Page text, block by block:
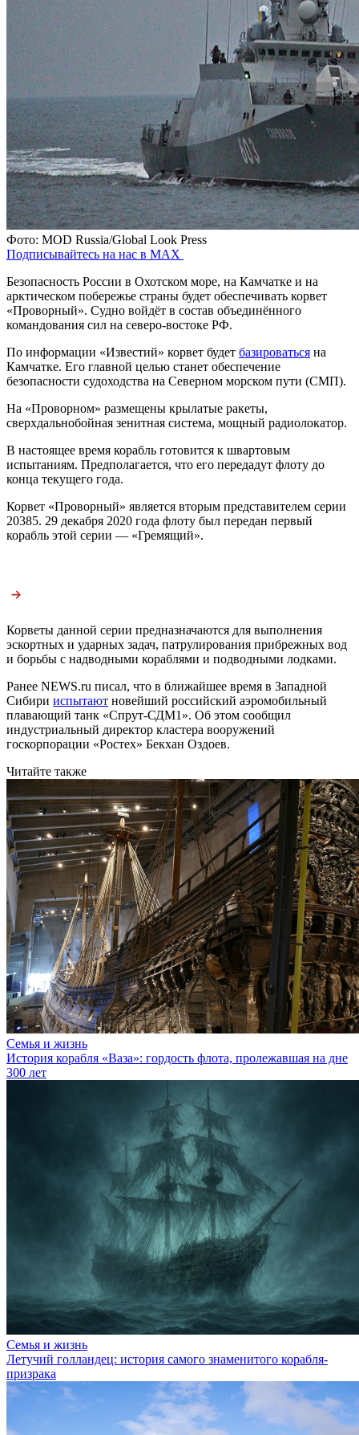
Фото: MOD Russia/Global Look Press
Подписывайтесь на нас в MAX
Безопасность России в Охотском море, на Камчатке и на
арктическом побережье страны будет обеспечивать корвет
«Проворный». Судно войдёт в состав объединённого
командования сил на северо-востоке РФ.
По информации «Известий» корвет будет базироваться на
Камчатке. Его главной целью станет обеспечение
безопасности судоходства на Северном морском пути (СМП).
На «Проворном» размещены крылатые ракеты,
сверхдальнобойная зенитная система, мощный радиолокатор.
В настоящее время корабль готовится к швартовым
испытаниям. Предполагается, что его передадут флоту до
конца текущего года.
Корвет «Проворный» является вторым представителем серии
20385. 29 декабря 2020 года флоту был передан первый
корабль этой серии — «Гремящий».
Корветы данной серии предназначаются для выполнения
эскортных и ударных задач, патрулирования прибрежных вод
и борьбы с надводными кораблями и подводными лодками.
Ранее NEWS.ru писал, что в ближайшее время в Западной
Сибири испытают новейший российский аэромобильный
плавающий танк «Спрут-СДМ1». Об этом сообщил
индустриальный директор кластера вооружений
госкорпорации «Ростех» Бекхан Оздоев.
Читайте также
Семья и жизнь
История корабля «Ваза»: гордость флота, пролежавшая на дне
300 лет
Семья и жизнь
Летучий голландец: история самого знаменитого корабля-
призрака